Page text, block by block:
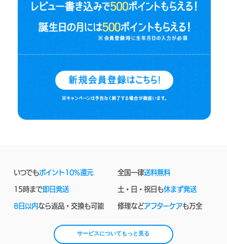
いつでもポイント10%還元 全国一律送料無料
15時まで即日発送 土・日・祝日も休まず発送
8日以内なら返品・交換も可能 修理などアフターケアも万全
サービスについてもっと見る